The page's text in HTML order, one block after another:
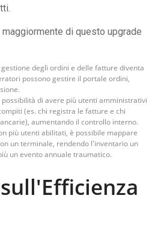
di questo upgrade
gestione degli ordini e delle fatture diventa
possono gestire il portale ordini,
possibilità di avere più utenti amministrativi
(es. chi registra le fatture e chi
aumentando il controllo interno.
più utenti abilitati, è possibile mappare
un terminale, rendendo l'inventario un
un evento annuale traumatico.